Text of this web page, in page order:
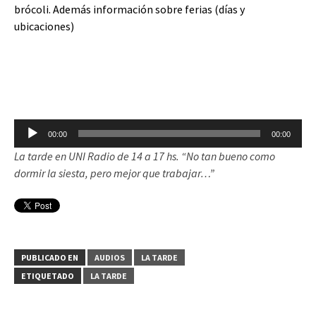
brócoli. Además información sobre ferias (días y
ubicaciones)
Reproductor
de
audio
00:00 00:00
La tarde en UNI Radio de 14 a 17 hs. “No tan bueno como
dormir la siesta, pero mejor que trabajar…”
PUBLICADO EN AUDIOS
LA TARDE
ETIQUETADO
LA TARDE